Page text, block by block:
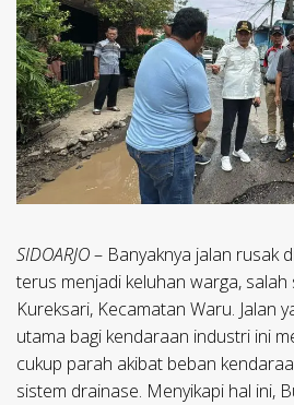
SIDOARJO– Banyaknya jalan rusak
terus menjadi keluhan warga,
Kureksari, Kecamatan Waru. Jalan
utama bagi kendaraan industri ini
cukup parah akibat beban
sistem drainase. Menyikapi hal ini,